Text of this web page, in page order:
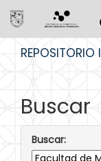
Buscar
Buscar: